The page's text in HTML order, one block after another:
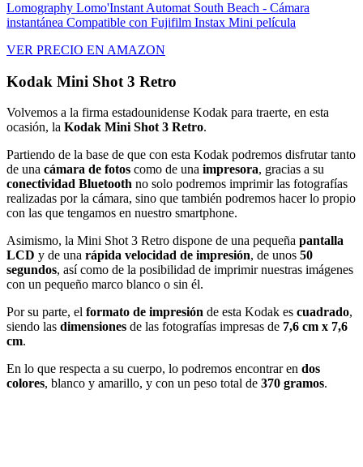
Lomography Lomo'Instant Automat South Beach - Cámara
instantánea Compatible con Fujifilm Instax Mini película
VER PRECIO EN AMAZON
Kodak Mini Shot 3 Retro
Volvemos a la firma estadounidense Kodak para traerte, en esta
ocasión, la Kodak Mini Shot 3 Retro.
Partiendo de la base de que con esta Kodak podremos disfrutar tanto
de una cámara de fotos como de una impresora, gracias a su
conectividad Bluetooth no solo podremos imprimir las fotografías
realizadas por la cámara, sino que también podremos hacer lo propio
con las que tengamos en nuestro smartphone.
Asimismo, la Mini Shot 3 Retro dispone de una pequeña pantalla
LCD y de una rápida velocidad de impresión, de unos 50
segundos, así como de la posibilidad de imprimir nuestras imágenes
con un pequeño marco blanco o sin él.
Por su parte, el formato de impresión de esta Kodak es cuadrado,
siendo las dimensiones de las fotografías impresas de 7,6 cm x 7,6
cm.
En lo que respecta a su cuerpo, lo podremos encontrar en dos
colores, blanco y amarillo, y con un peso total de 370 gramos.